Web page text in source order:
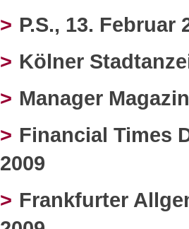
> P.S., 13. Februar
> Kölner
> Manager
> Financial Times
2009
> Frankfurter